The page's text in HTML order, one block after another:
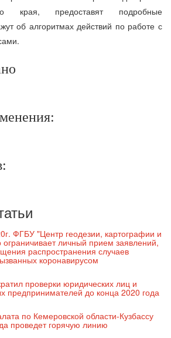
края, предоставят подробные
об алгоритмах действий по работе с
ФГБУ "Центр геодезии, картографии и
личный прием заявлений,
распространения случаев
коронавирусом
проверки юридических лиц и
предпринимателей до конца 2020 года
по Кемеровской области-Кузбассу
проведет горячую линию